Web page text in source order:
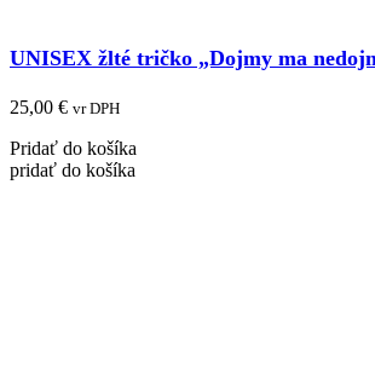
UNISEX žlté tričko „Dojmy ma
25,00 € vr DPH
Pridať do košíka
pridať do košíka